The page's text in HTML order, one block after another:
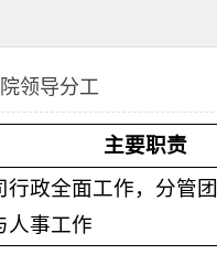
院领导分工
主要职责
行政全面工作，分管
人事工作